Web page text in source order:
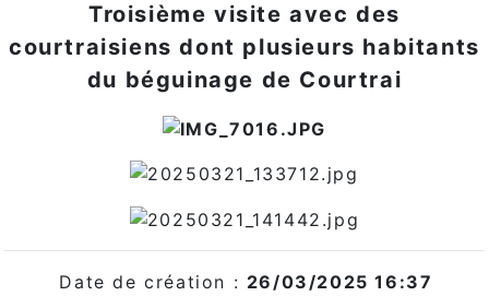
Troisième visite avec des
courtraisiens dont plusieurs habitants
du béguinage de Courtrai
Date de création : 26/03/2025 16:37